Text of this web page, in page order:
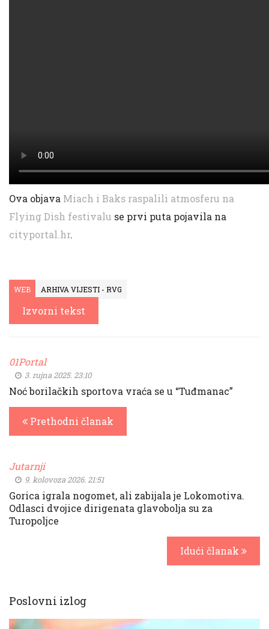
Ova objava Miach i Baks raspalili atmosferu na
Flying Dish festivalu se prvi puta pojavila na
cityportal.hr.
WEB ARHIVA VIJESTI - RVG
Izvorni tekst
01Portal
3. rujna 2025. 23:10
Noć borilačkih sportova vraća se u “Tuđmanac”
Prethodni članak
Jutarnji
9. kolovoza 2026. 21:51
Gorica igrala nogomet, ali zabijala je Lokomotiva.
Odlasci dvojice dirigenata glavobolja su za
Turopoljce
Idući članak
Poslovni izlog